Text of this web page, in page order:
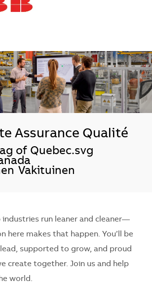
Assurance Qualité
of Quebec.svg
Vakituinen
industries run leaner and cleaner—
here makes that happen. You’ll be
supported to grow, and proud
create together. Join us and help
world.